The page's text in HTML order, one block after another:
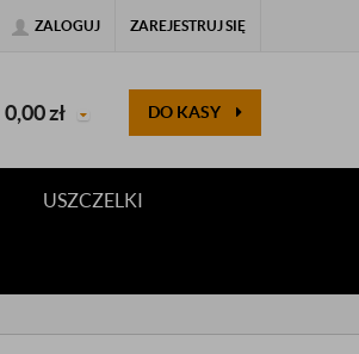
ZALOGUJ ZAREJESTRUJ SIĘ
0,00zł DO KASY
USZCZELKI